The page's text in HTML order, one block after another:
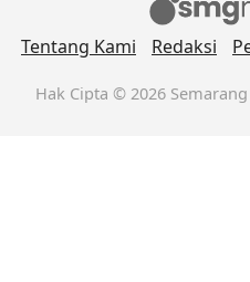
Tentang Kami Redaksi
Hak Cipta © 2026